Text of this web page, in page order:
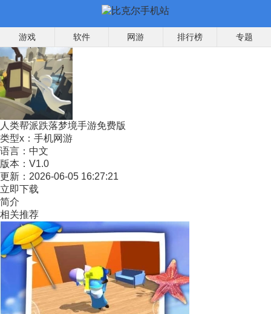
游戏 软件 网游 排行榜 专题
人类帮派跌落梦境手游免费版
类型x： 手机网游
语言： 中文
版本： V1.0
更新： 2026-06-05 16:27:21
立即下载
简介
相关推荐